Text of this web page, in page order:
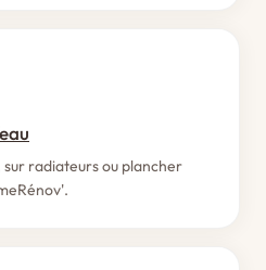
radiateurs ou plancher